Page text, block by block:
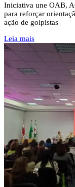
Iniciativa une OAB,
para reforçar
ação de golpistas
Leia mais